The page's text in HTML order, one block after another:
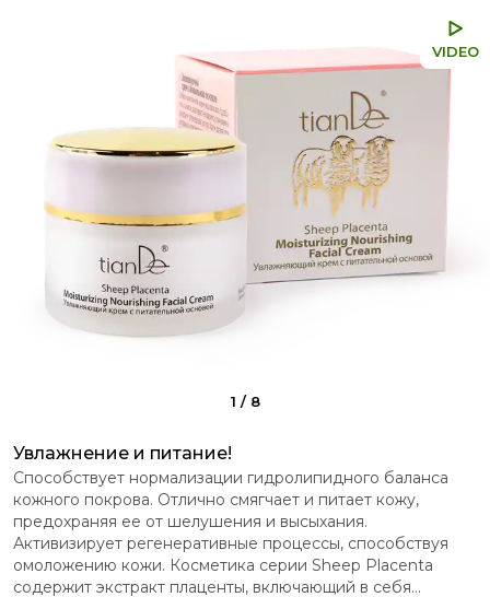
VIDEO
1 / 8
Увлажнение и питание!
Способствует нормализации гидролипидного баланса
кожного покрова. Отлично смягчает и питает кожу,
предохраняя ее от шелушения и высыхания.
Активизирует регенеративные процессы, способствуя
омоложению кожи. Косметика серии Sheep Placenta
содержит экстракт плаценты, включающий в себя